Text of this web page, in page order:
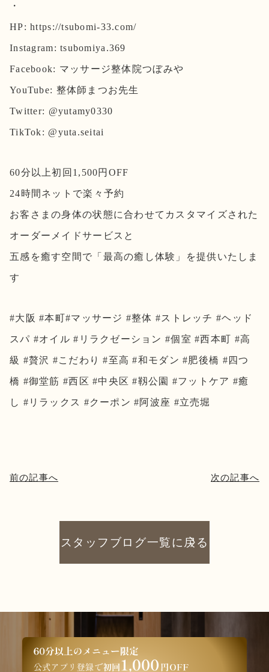
・
HP: https://tsubomi-33.com/
Instagram: tsubomiya.369
Facebook: マッサージ整体院つぼみや
YouTube: 整体師まつお先生
Twitter: @yutamy0330
TikTok: @yuta.seitai
60分以上初回1,500円OFF
24時間ネットで楽々予約
お客さまの身体の状態に合わせてカスタマイズされた
オーダーメイドサービスと
五感を癒す空間で「最高の癒し体験」を提供いたしま
す
#大阪 #本町#マッサージ #整体 #ストレッチ #ヘッド
スパ #オイル #リラクゼーション #個室 #西本町 #高
級 #贅沢 #こだわり #至高 #和モダン #肥後橋 #四つ
橋 #御堂筋 #西区 #中央区 #靱公園 #フットケア #癒
し #リラックス #クーポン #阿波座 #立売堀
前の記事へ 次の記事へ
スタッフブログ一覧に戻る